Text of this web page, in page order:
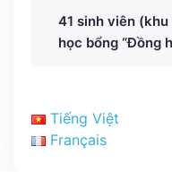
41 sinh viên
học bổng “Đồng
Tiếng Việt
Français